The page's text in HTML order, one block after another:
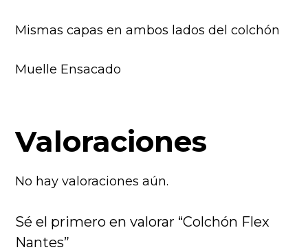
Mismas capas en ambos lados del colchón
Muelle Ensacado
Valoraciones
No hay valoraciones aún.
Sé el primero en valorar “Colchón Flex
Nantes”